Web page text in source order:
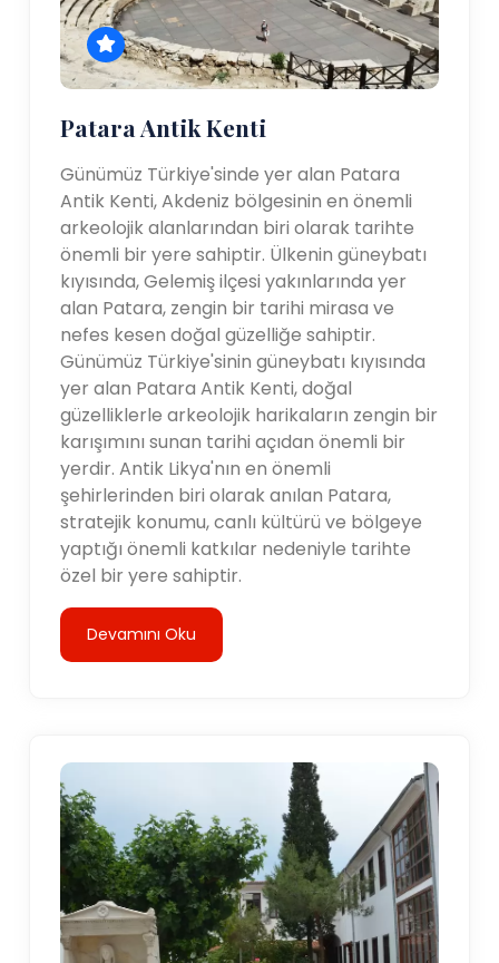
Patara Antik Kenti
Günümüz Türkiye'sinde yer alan Patara
Antik Kenti, Akdeniz bölgesinin en önemli
arkeolojik alanlarından biri olarak tarihte
önemli bir yere sahiptir. Ülkenin güneybatı
kıyısında, Gelemiş ilçesi yakınlarında yer
alan Patara, zengin bir tarihi mirasa ve
nefes kesen doğal güzelliğe sahiptir.
Günümüz Türkiye'sinin güneybatı kıyısında
yer alan Patara Antik Kenti, doğal
güzelliklerle arkeolojik harikaların zengin bir
karışımını sunan tarihi açıdan önemli bir
yerdir. Antik Likya'nın en önemli
şehirlerinden biri olarak anılan Patara,
stratejik konumu, canlı kültürü ve bölgeye
yaptığı önemli katkılar nedeniyle tarihte
özel bir yere sahiptir.
Devamını Oku